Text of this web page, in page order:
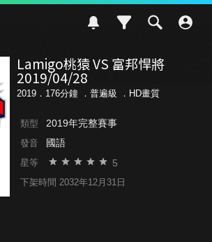
Lamigo桃猿 VS 富邦悍將
2019/04/28
2019．176分鐘 ． 普遍級 ．HD畫質
類型 2019年完整賽事
發音 國語
星等 5
下架時間 2032年12月31日